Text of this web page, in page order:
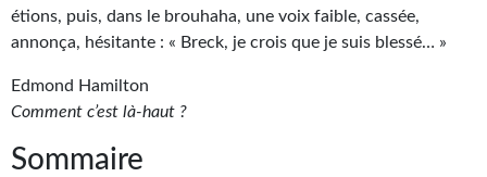
Récompenses
Le Bélial' sur Youtube
LE BLOG BIFROST
étions, puis, dans le brouhaha, une voix faible, cassée,
annonça, hésitante : « Breck, je crois que je suis blessé… »
Edmond Hamilton
Comment c’est là-haut ?
Sommaire